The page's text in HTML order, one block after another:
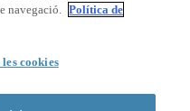
- URL |Avís legal
navegació. Política de
cookies